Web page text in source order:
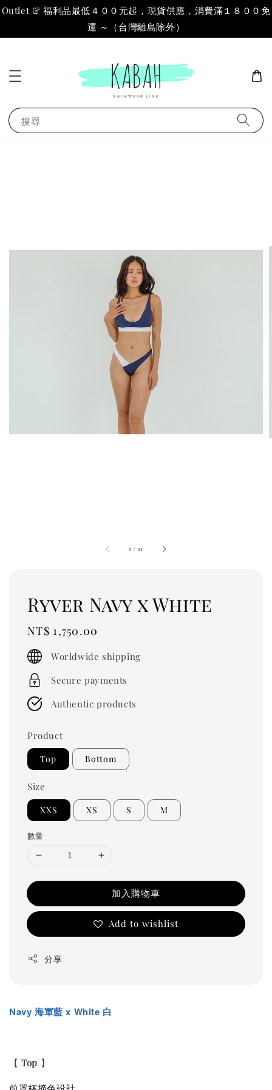
Outlet & 福利品最低４００元起，現貨供應，消費滿１８００免
運 ～（台灣離島除外）
搜尋
1 / 11
Ryver Navy x White
Regular
price
NT$ 1,750.00
Worldwide shipping
Secure payments
Authentic products
Product
Top Bottom
Size
XXS XS S M
數量
加入購物車
Add to wishlist
分享
Navy 海軍藍x White 白
【Top 】